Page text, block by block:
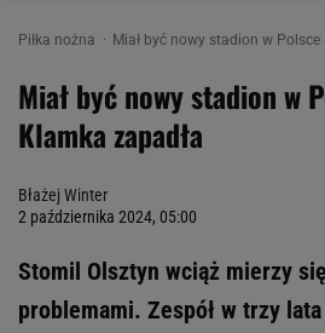
Piłka nożna Miał być nowy stadion w
Miał być nowy stadion w
Klamka zapadła
Błażej Winter
2 października 2024, 05:00
Stomil Olsztyn wciąż mierzy
problemami. Zespół w trzy